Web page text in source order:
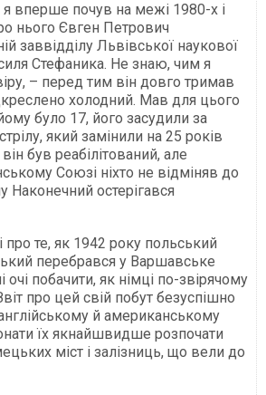
вперше почув на межі 1980-х і
нього Євген Петрович
заввідділу Львівської наукової
Стефаника. Не знаю, чим я
– перед тим він довго тримав
холодний. Мав для цього
було 17, його засудили за
який замінили на 25 років
був реабілітований, але
Союзі ніхто не відміняв до
Наконечний остерігався
про те, як 1942 року польський
перебрався у Варшавське
очі побачити, як німці по-звірячому
про цей свій побут безуспішно
й американському
їх якнайшвидше розпочати
міст і залізниць, що вели до